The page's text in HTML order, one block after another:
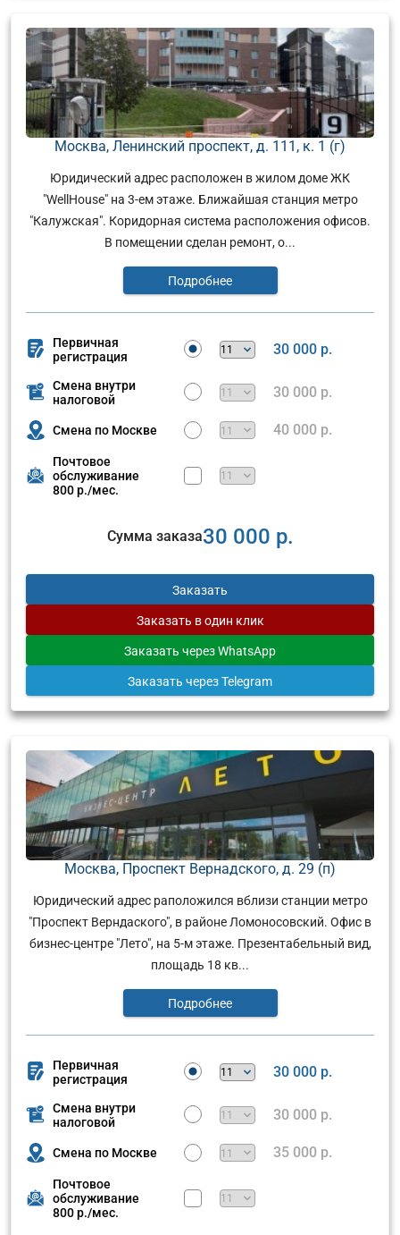
Москва, Ленинский проспект, д. 111, к. 1 (г)
Юридический адрес расположен в жилом доме ЖК
"WellHouse" на 3-ем этаже. Ближайшая станция метро
"Калужская". Коридорная система расположения офисов.
В помещении сделан ремонт, о...
Подробнее
Первичная
регистрация
30 000 р.
Смена внутри
налоговой
30 000 р.
Смена по Москве 40 000 р.
Почтовое
обслуживание
800 р./мес.
Сумма заказа30 000 р.
Заказать
Заказать в один клик
Заказать через WhatsApp
Заказать через Telegram
Москва, Проспект Вернадского, д. 29 (п)
Юридический адрес раположился вблизи станции метро
"Проспект Верндаского", в районе Ломоносовский. Офис в
бизнес-центре "Лето", на 5-м этаже. Презентабельный вид,
площадь 18 кв...
Подробнее
Первичная
регистрация
30 000 р.
Смена внутри
налоговой
30 000 р.
Смена по Москве 35 000 р.
Почтовое
обслуживание
800 р./мес.